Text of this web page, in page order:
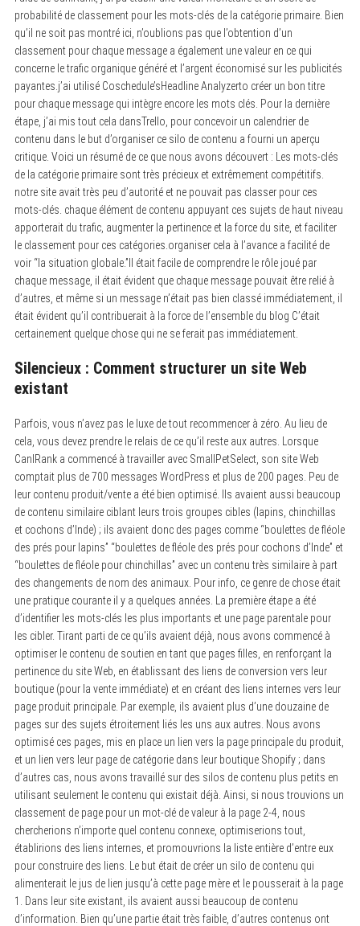
probabilité de classement pour les mots-clés de la catégorie primaire. Bien
qu’il ne soit pas montré ici, n’oublions pas que l’obtention d’un
classement pour chaque message a également une valeur en ce qui
concerne le trafic organique généré et l’argent économisé sur les publicités
payantes.j’ai utilisé Coschedule’sHeadline Analyzerto créer un bon titre
pour chaque message qui intègre encore les mots clés. Pour la dernière
étape, j’ai mis tout cela dansTrello, pour concevoir un calendrier de
contenu dans le but d’organiser ce silo de contenu a fourni un aperçu
critique. Voici un résumé de ce que nous avons découvert : Les mots-clés
de la catégorie primaire sont très précieux et extrêmement compétitifs.
notre site avait très peu d’autorité et ne pouvait pas classer pour ces
mots-clés. chaque élément de contenu appuyant ces sujets de haut niveau
apporterait du trafic, augmenter la pertinence et la force du site, et faciliter
le classement pour ces catégories.organiser cela à l’avance a facilité de
voir “la situation globale.”Il était facile de comprendre le rôle joué par
chaque message, il était évident que chaque message pouvait être relié à
d’autres, et même si un message n’était pas bien classé immédiatement, il
était évident qu’il contribuerait à la force de l’ensemble du blog C’était
certainement quelque chose qui ne se ferait pas immédiatement.
Silencieux : Comment structurer un site Web
existant
Parfois, vous n’avez pas le luxe de tout recommencer à zéro. Au lieu de
cela, vous devez prendre le relais de ce qu’il reste aux autres. Lorsque
CanIRank a commencé à travailler avec SmallPetSelect, son site Web
comptait plus de 700 messages WordPress et plus de 200 pages. Peu de
leur contenu produit/vente a été bien optimisé. Ils avaient aussi beaucoup
de contenu similaire ciblant leurs trois groupes cibles (lapins, chinchillas
et cochons d’Inde) ; ils avaient donc des pages comme “boulettes de fléole
des prés pour lapins” “boulettes de fléole des prés pour cochons d’Inde” et
“boulettes de fléole pour chinchillas” avec un contenu très similaire à part
des changements de nom des animaux. Pour info, ce genre de chose était
une pratique courante il y a quelques années. La première étape a été
d’identifier les mots-clés les plus importants et une page parentale pour
les cibler. Tirant parti de ce qu’ils avaient déjà, nous avons commencé à
optimiser le contenu de soutien en tant que pages filles, en renforçant la
pertinence du site Web, en établissant des liens de conversion vers leur
boutique (pour la vente immédiate) et en créant des liens internes vers leur
page produit principale. Par exemple, ils avaient plus d’une douzaine de
pages sur des sujets étroitement liés les uns aux autres. Nous avons
optimisé ces pages, mis en place un lien vers la page principale du produit,
et un lien vers leur page de catégorie dans leur boutique Shopify ; dans
d’autres cas, nous avons travaillé sur des silos de contenu plus petits en
utilisant seulement le contenu qui existait déjà. Ainsi, si nous trouvions un
classement de page pour un mot-clé de valeur à la page 2-4, nous
chercherions n’importe quel contenu connexe, optimiserions tout,
établirions des liens internes, et promouvrions la liste entière d’entre eux
pour construire des liens. Le but était de créer un silo de contenu qui
alimenterait le jus de lien jusqu’à cette page mère et le pousserait à la page
1. Dans leur site existant, ils avaient aussi beaucoup de contenu
d’information. Bien qu’une partie était très faible, d’autres contenus ont